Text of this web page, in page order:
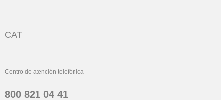
CAT
Centro de atención telefónica
800 821 04 41